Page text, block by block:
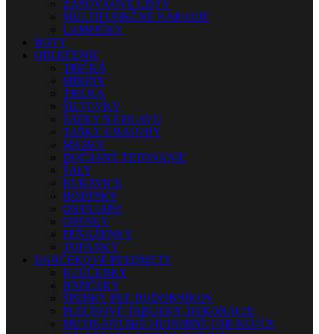
ZÁSUVKOVÉ LIŠTY
MULTIFUNKČNÉ NÁRADIE
LAMPIČKY
NOTY
OBLEČENIE
TRIČKÁ
MIKINY
TIELKA
ŠILTOVKY
ŠATKY NA HLAVU
TAŠKY A BATOHY
MASKY
DOČASNÉ TETOVANIE
ŠÁLY
RUKAVICE
HODINKY
OKULIARE
OPASKY
PEŇAŽENKY
TOPÁNKY
DARČEKOVÉ PREDMETY
KĽÚČENKY
HRNČEKY
ŠPERKY PRE HUDOBNÍKOV
PLECHOVÉ TABUĽKY, DEKORÁCIE
MUZIKANTSKÉ HUDOBNÉ USB KĽÚČE